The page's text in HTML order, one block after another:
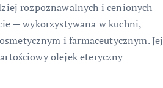
rozpoznawalnych i cenionych
— wykorzystywana w kuchni,
i farmaceutycznym. Jej
olejek eteryczny